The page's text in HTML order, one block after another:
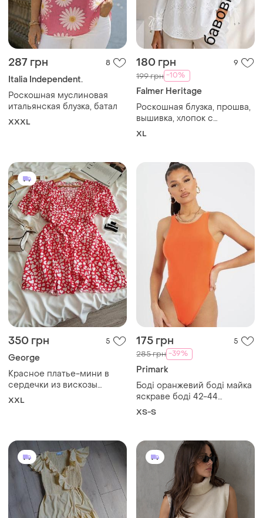
287 грн 8
Italia Independent.
Роскошная муслиновая
итальянская блузка, батал
XXXL
180 грн 9
199 грн -10%
Falmer Heritage
Роскошная блузка, прошва,
вышивка, хлопок с
открытыми плечами на
XL
350 грн 5
George
Красное платье-мини в
сердечки из вискозы
george 18 2xl
XXL
175 грн 5
285 грн -39%
Primark
Боді оранжевий боді майка
яскраве боді 42-44
розпродаж
XS-S